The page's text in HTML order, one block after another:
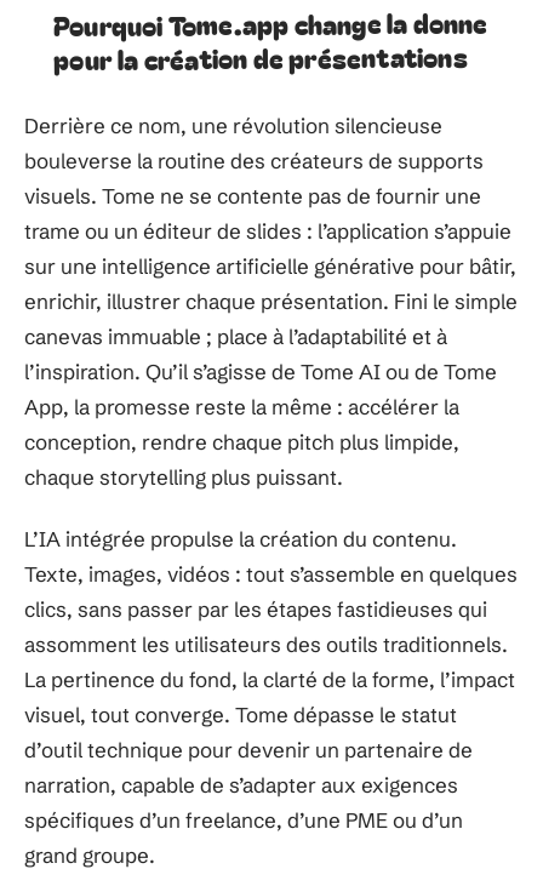
Pourquoi Tome.app change la donne
pour la création de présentations
Derrière ce nom, une révolution silencieuse
bouleverse la routine des créateurs de supports
visuels. Tome ne se contente pas de fournir une
trame ou un éditeur de slides : l’application s’appuie
sur une intelligence artificielle générative pour bâtir,
enrichir, illustrer chaque présentation. Fini le simple
canevas immuable ; place à l’adaptabilité et à
l’inspiration. Qu’il s’agisse de Tome AI ou de Tome
App, la promesse reste la même : accélérer la
conception, rendre chaque pitch plus limpide,
chaque storytelling plus puissant.
L’IA intégrée propulse la création du contenu.
Texte, images, vidéos : tout s’assemble en quelques
clics, sans passer par les étapes fastidieuses qui
assomment les utilisateurs des outils traditionnels.
La pertinence du fond, la clarté de la forme, l’impact
visuel, tout converge. Tome dépasse le statut
d’outil technique pour devenir un partenaire de
narration, capable de s’adapter aux exigences
spécifiques d’un freelance, d’une PME ou d’un
grand groupe.